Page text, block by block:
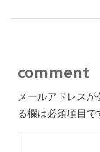
comment
メールアドレスが
る欄は必須項目で